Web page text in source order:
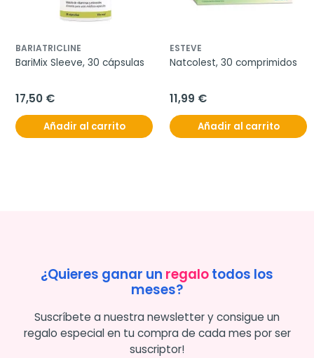
BARIATRICLINE
BariMix Sleeve, 30 cápsulas
17,50 €
Añadir al carrito
ESTEVE
Natcolest, 30 comprimidos
11,99 €
Añadir al carrito
¿Quieres ganar un regalotodos los
meses?
Suscríbete a nuestra newsletter y consigue un
regalo especial en tu compra de cada mes por ser
suscriptor!